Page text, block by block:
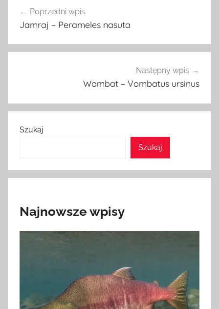
wpisu
Poprzedni wpis
Jamraj – Perameles nasuta
Następny wpis
Wombat – Vombatus ursinus
Szukaj
Szukaj
Najnowsze wpisy